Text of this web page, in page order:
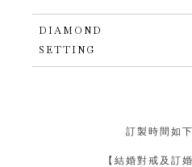
DIAMOND
SETTING
訂製時間如下
【結婚對戒及訂